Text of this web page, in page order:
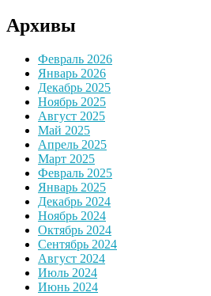
Архивы
Февраль 2026
Январь 2026
Декабрь 2025
Ноябрь 2025
Август 2025
Май 2025
Апрель 2025
Март 2025
Февраль 2025
Январь 2025
Декабрь 2024
Ноябрь 2024
Октябрь 2024
Сентябрь 2024
Август 2024
Июль 2024
Июнь 2024